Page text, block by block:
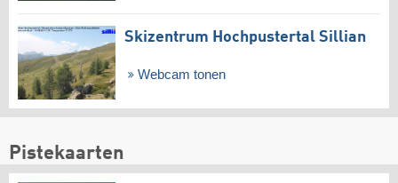
Skizentrum Hochpustertal Sillian
Webcam tonen
Pistekaarten